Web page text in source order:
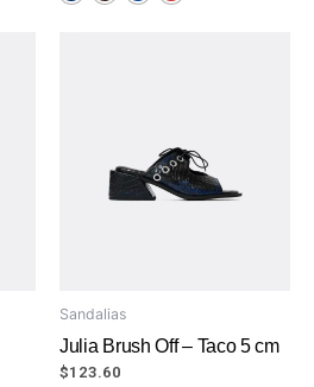
Sandalias
Julia Brush Off – Taco 5 cm
$123.60